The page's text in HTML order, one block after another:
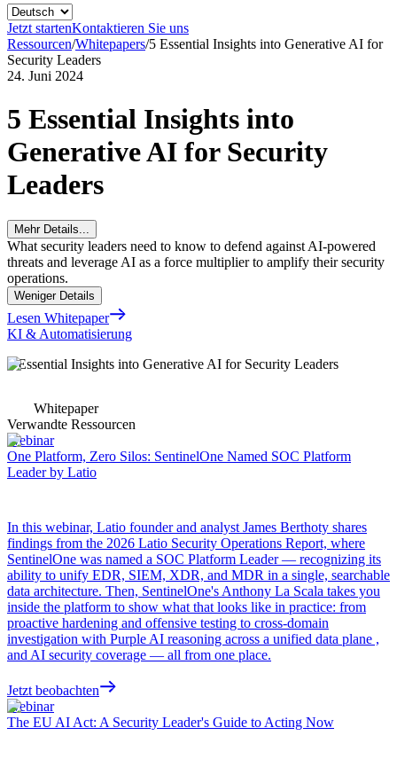
Jetzt startenKontaktieren Sie uns
Ressourcen/Whitepapers/5 Essential Insights into Generative AI for
Security Leaders
24. Juni 2024
5 Essential Insights into
Generative AI for Security
Leaders
Mehr Details...
What security leaders need to know to defend against AI-powered
threats and leverage AI as a force multiplier to amplify their security
operations.
Weniger Details
Lesen Whitepaper
KI & Automatisierung
5 Essential Insights into Generative AI for Security Leaders
Whitepaper
Verwandte Ressourcen
Webinar
One Platform, Zero Silos: SentinelOne Named SOC Platform
Leader by Latio
In this webinar, Latio founder and analyst James Berthoty shares
findings from the 2026 Latio Security Operations Report, where
SentinelOne was named a SOC Platform Leader — recognizing its
ability to unify EDR, SIEM, XDR, and MDR in a single, searchable
data architecture. Then, SentinelOne's Anthony La Scala takes you
inside the platform to show what that looks like in practice: from
proactive hardening and offensive testing to cross-domain
investigation with Purple AI reasoning across a unified data plane ,
and AI security coverage — all from one place.
Jetzt beobachten
Webinar
The EU AI Act: A Security Leader's Guide to Acting Now